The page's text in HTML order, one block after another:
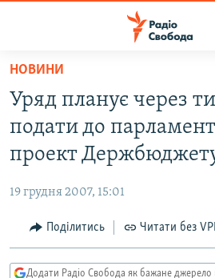
Перейти
основного
матеріалу
до
основної
навігації
Перейти
до
пошуку
ВСЕ ЗА ДОБУ
ЕКОНОМІКА
СУСПІЛЬСТВО
РОСІЙСЬКА «ФІЛЬТРАЦІЯ»
ДОНБАС.РЕАЛІЇ
НОВИНИ
Уряд планує через
подати до
проект
19 грудня 2007, 15:01
Поділитись Читати без
Додати Радіо Свобода як бажане джерело